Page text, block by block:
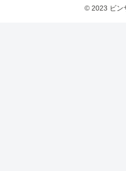
© 2023 ビン